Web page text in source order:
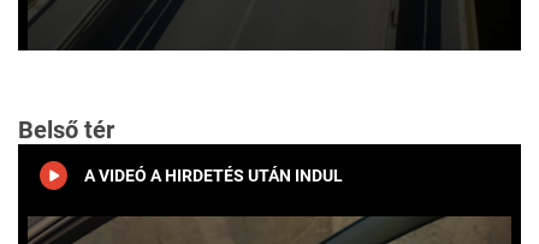
seconds
Belső tér
A VIDEÓ A HIRDETÉS UTÁN INDUL